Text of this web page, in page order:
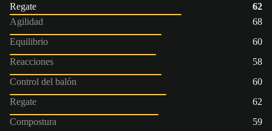
Regate
62
Agilidad
68
Equilibrio
60
Reacciones
58
Control del balón
60
Regate
62
Compostura
59